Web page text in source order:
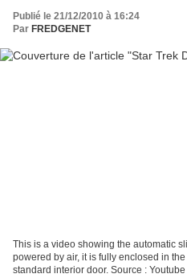
Publié le 21/12/2010 à 16:24
Par FREDGENET
This is a video showing the automatic
powered by air, it is fully enclosed in
standard interior door. Source :